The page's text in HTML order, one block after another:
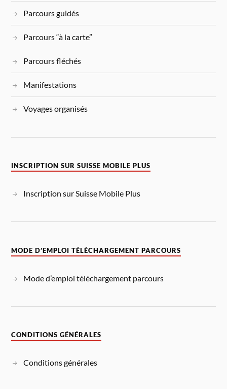
Parcours guidés
Parcours “à la carte”
Parcours fléchés
Manifestations
Voyages organisés
INSCRIPTION SUR SUISSE MOBILE PLUS
Inscription sur Suisse Mobile Plus
MODE D’EMPLOI TÉLÉCHARGEMENT PARCOURS
Mode d’emploi téléchargement parcours
CONDITIONS GÉNÉRALES
Conditions générales